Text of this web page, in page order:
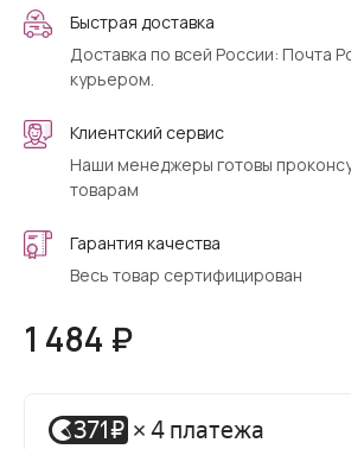
Быстрая доставка
Доставка по всей России: Почта
курьером.
Клиентский сервис
Наши менеджеры готовы
товарам
Гарантия качества
Весь товар сертифицирован
1 484 ₽